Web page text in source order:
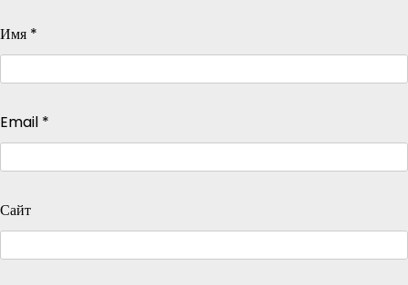
Имя *
Email *
Сайт